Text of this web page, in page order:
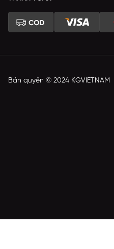
Bản quyền © 2024 KGVIETNAM